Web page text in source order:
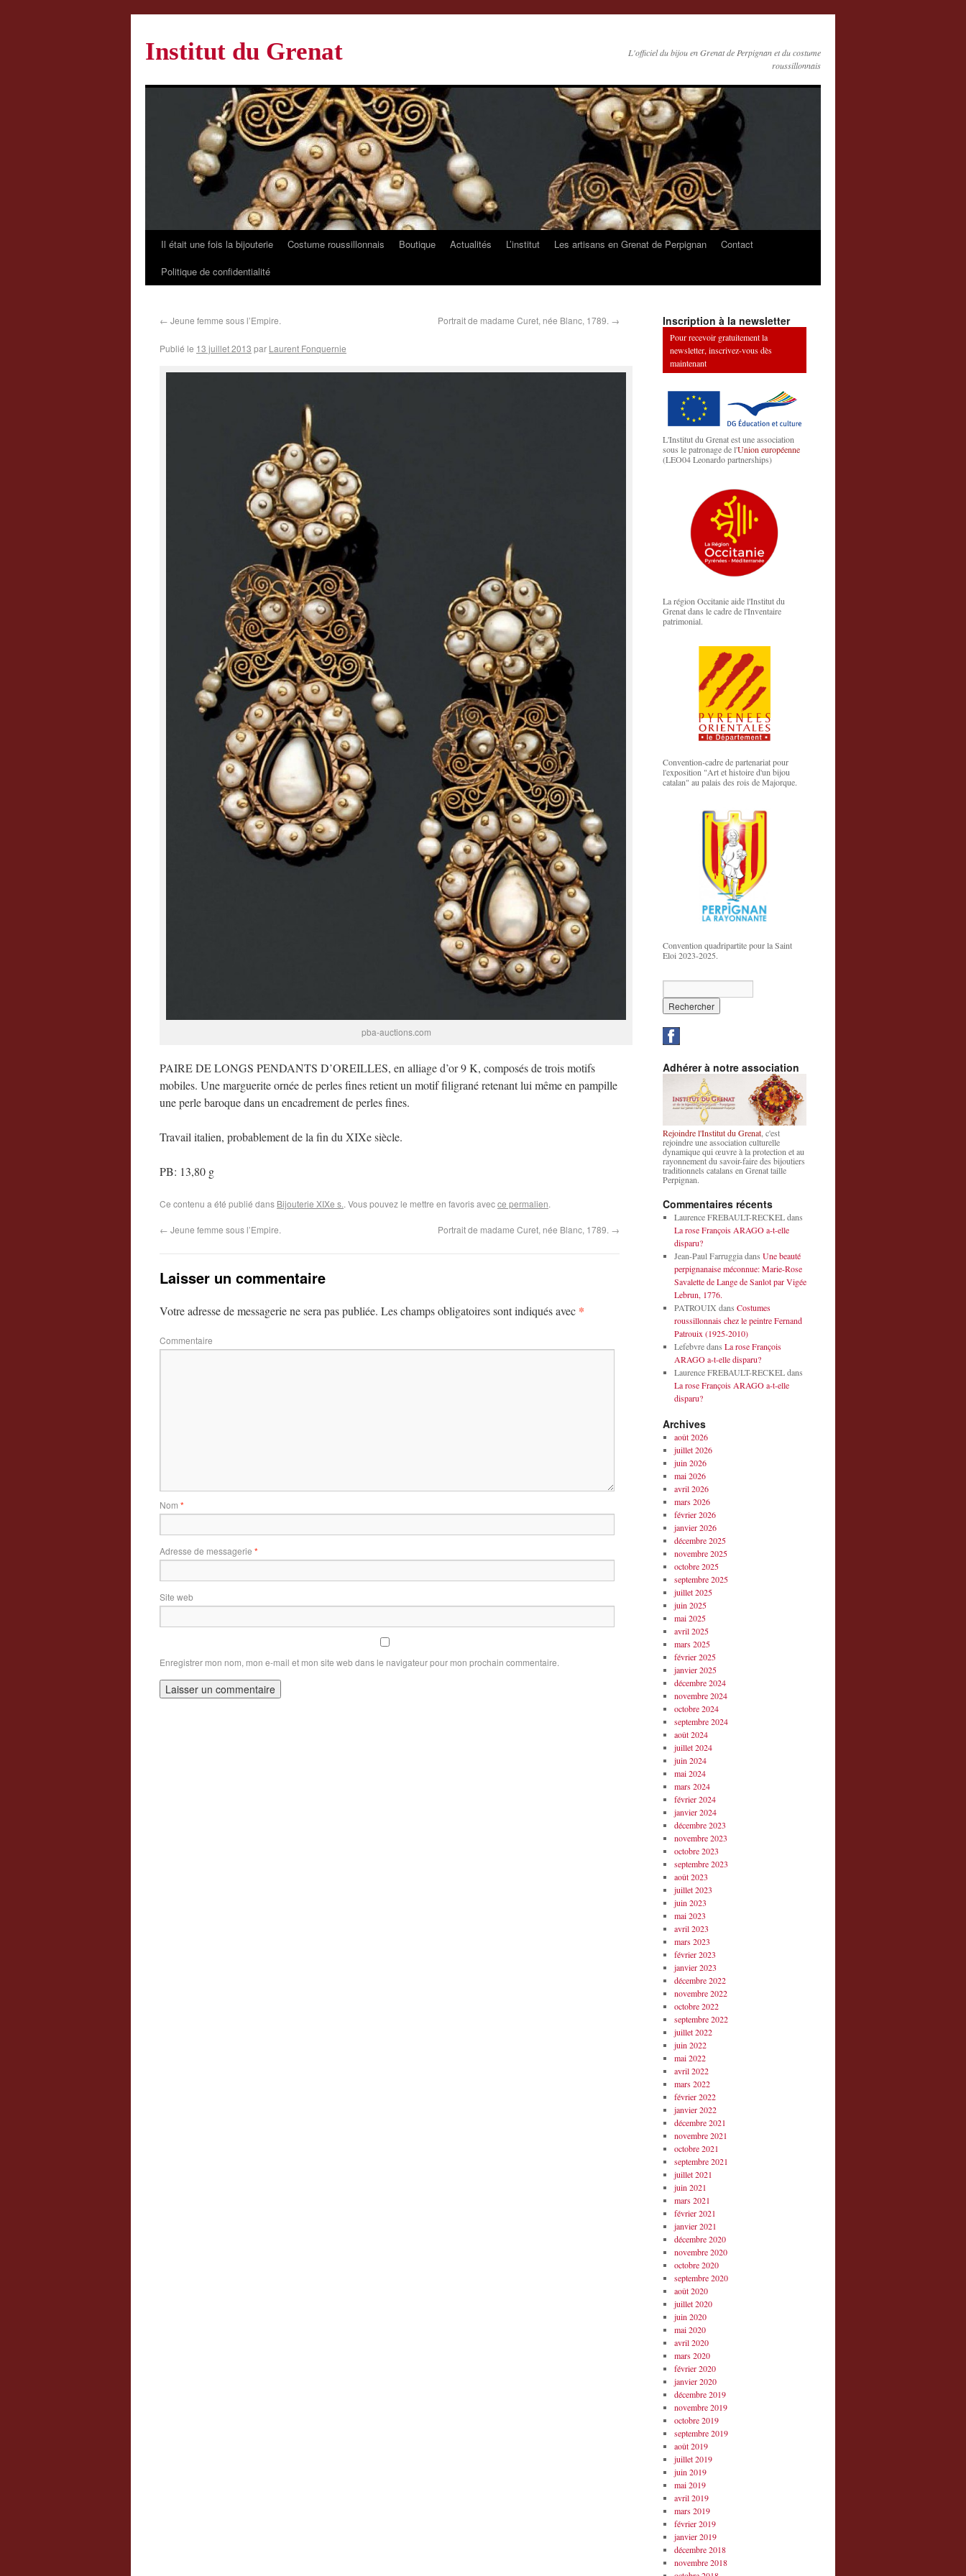
Institut du Grenat
L'officiel du bijou en Grenat de Perpignan et du costume
roussillonnais
Il était une fois la bijouterie Costume roussillonnais Boutique Actualités L’institut Les artisans en Grenat de Perpignan
Contact
Politique de confidentialité
← Jeune femme sous l’Empire. Portrait de madame Curet, née Blanc, 1789. →
Publié le 13 juillet 2013 par Laurent Fonquernie
pba-auctions.com
PAIRE DE LONGS PENDANTS D’OREILLES, en alliage d’or 9 K, composés de trois motifs
mobiles. Une marguerite ornée de perles fines retient un motif filigrané retenant lui même en pampille
une perle baroque dans un encadrement de perles fines.
Travail italien, probablement de la fin du XIXe siècle.
PB: 13,80 g
Ce contenu a été publié dans Bijouterie XIXe s.. Vous pouvez le mettre en favoris avecce permalien.
← Jeune femme sous l’Empire. Portrait de madame Curet, née Blanc, 1789. →
Laisser un commentaire
Votre adresse de messagerie ne sera pas publiée. Les champs obligatoires sont indiqués avec *
Commentaire
Nom *
Adresse de messagerie *
Site web
Enregistrer mon nom, mon e-mail et mon site web dans le navigateur pour mon prochain commentaire.
Inscription à la newsletter
Pour recevoir gratuitement la
newsletter, inscrivez-vous dès
maintenant
L'Institut du Grenat est une association
sous le patronage de l'Union européenne
(LEO04 Leonardo partnerships)
La région Occitanie aide l'Institut du
Grenat dans le cadre de l'Inventaire
patrimonial.
Convention-cadre de partenariat pour
l'exposition "Art et histoire d'un bijou
catalan" au palais des rois de Majorque.
Convention quadripartite pour la Saint
Eloi 2023-2025.
Adhérer à notre association
Rejoindre l'Institut du Grenat , c'est
rejoindre une association culturelle
dynamique qui œuvre à la protection et au
rayonnement du savoir-faire des bijoutiers
traditionnels catalans en Grenat taille
Perpignan.
Commentaires récents
Laurence FREBAULT-RECKELdans
La rose François ARAGO a-t-elle
disparu?
Jean-Paul Farruggiadans Une beauté
perpignanaise méconnue: Marie-Rose
Savalette de Lange de Sanlot par Vigée
Lebrun, 1776.
PATROUIX dans Costumes
roussillonnais chez le peintre Fernand
Patrouix (1925-2010)
Lefebvredans La rose François
ARAGO a-t-elle disparu?
Laurence FREBAULT-RECKELdans
La rose François ARAGO a-t-elle
disparu?
Archives
août 2026
juillet 2026
juin 2026
mai 2026
avril 2026
mars 2026
février 2026
janvier 2026
décembre 2025
novembre 2025
octobre 2025
septembre 2025
juillet 2025
juin 2025
mai 2025
avril 2025
mars 2025
février 2025
janvier 2025
décembre 2024
novembre 2024
octobre 2024
septembre 2024
août 2024
juillet 2024
juin 2024
mai 2024
mars 2024
février 2024
janvier 2024
décembre 2023
novembre 2023
octobre 2023
septembre 2023
août 2023
juillet 2023
juin 2023
mai 2023
avril 2023
mars 2023
février 2023
janvier 2023
décembre 2022
novembre 2022
octobre 2022
septembre 2022
juillet 2022
juin 2022
mai 2022
avril 2022
mars 2022
février 2022
janvier 2022
décembre 2021
novembre 2021
octobre 2021
septembre 2021
juillet 2021
juin 2021
mars 2021
février 2021
janvier 2021
décembre 2020
novembre 2020
octobre 2020
septembre 2020
août 2020
juillet 2020
juin 2020
mai 2020
avril 2020
mars 2020
février 2020
janvier 2020
décembre 2019
novembre 2019
octobre 2019
septembre 2019
août 2019
juillet 2019
juin 2019
mai 2019
avril 2019
mars 2019
février 2019
janvier 2019
décembre 2018
novembre 2018